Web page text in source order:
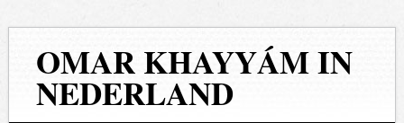
OMAR KHAYYÁM IN
NEDERLAND